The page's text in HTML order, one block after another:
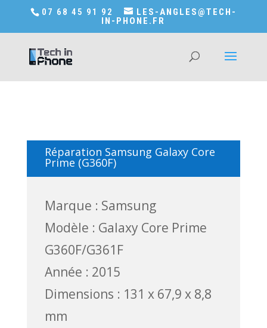
Accédez a Shop-in-tech-in-phone
07 68 45 91 92
LES-ANGLES@TECH-
IN-PHONE.FR
Réparation Samsung Galaxy Core
Prime (G360F)
Marque : Samsung
Modèle : Galaxy Core Prime
G360F/G361F
Année : 2015
Dimensions : 131 x 67,9 x 8,8
mm